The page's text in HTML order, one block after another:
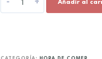
+ Añadir al